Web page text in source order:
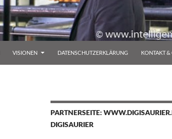
VISIONEN DATENSCHUTZERKLÄRUNG KONTAKT &
PARTNERSEITE:
DIGISAURIER